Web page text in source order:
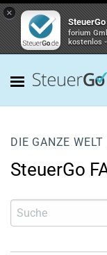
×
forium
kostenlos
DIE GANZE
SteuerGo